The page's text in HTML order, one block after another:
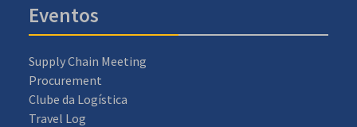
Eventos
Supply Chain Meeting
Procurement
Clube da Logística
Travel Log